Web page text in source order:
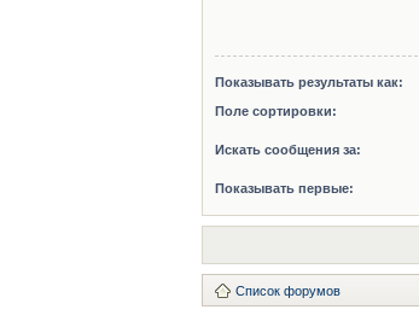
Показывать результаты как:
Поле сортировки:
Искать сообщения за:
Показывать первые:
Список форумов